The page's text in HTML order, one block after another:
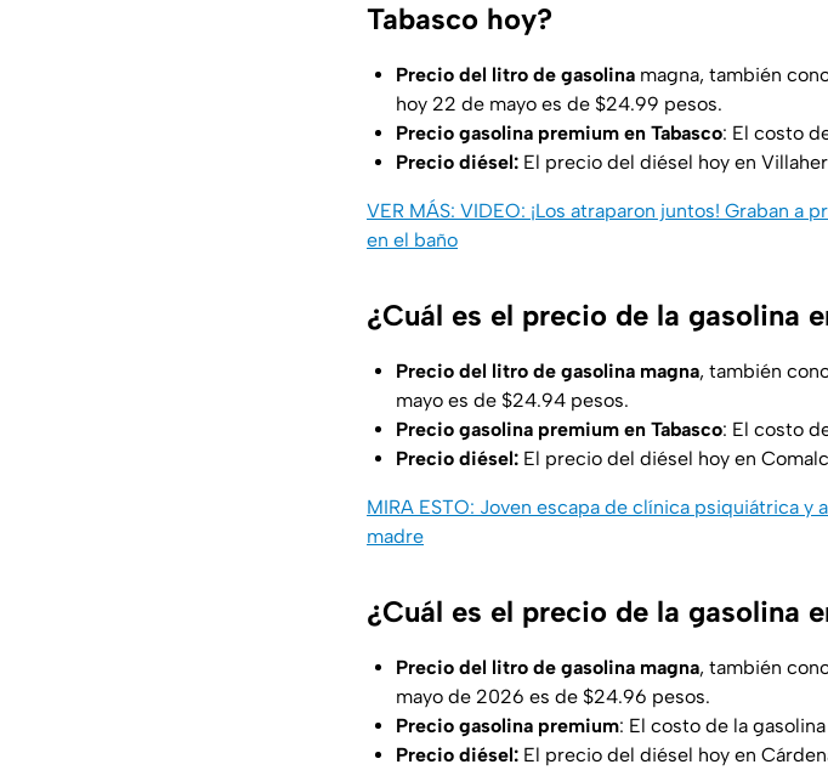
Tabasco hoy?
Precio del litro de gasolina magna, también
hoy 22 de mayo es de $24.99 pesos.
Precio gasolina premium en Tabasco: El costo
Precio diésel: El precio del diésel hoy en
VER MÁS: VIDEO: ¡Los atraparon juntos! Graban
en el baño
¿Cuál es el precio de la gasolina
Precio del litro de gasolina magna, también
mayo es de $24.94 pesos.
Precio gasolina premium en Tabasco: El costo
Precio diésel: El precio del diésel hoy en
MIRA ESTO: Joven escapa de clínica psiquiátrica y
madre
¿Cuál es el precio de la gasolina
Precio del litro de gasolina magna, también
mayo de 2026 es de $24.96 pesos.
Precio gasolina premium: El costo de la
Precio diésel: El precio del diésel hoy en